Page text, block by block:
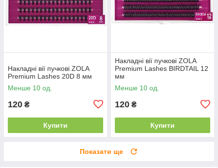
Накладні вії пучкові ZOLA
Premium Lashes 20D 8 мм
Менше 10 од.
120 ₴
Купити
Накладні вії пучкові ZOLA
Premium Lashes BIRDTAIL 12
мм
Менше 10 од.
120 ₴
Купити
Показати ще